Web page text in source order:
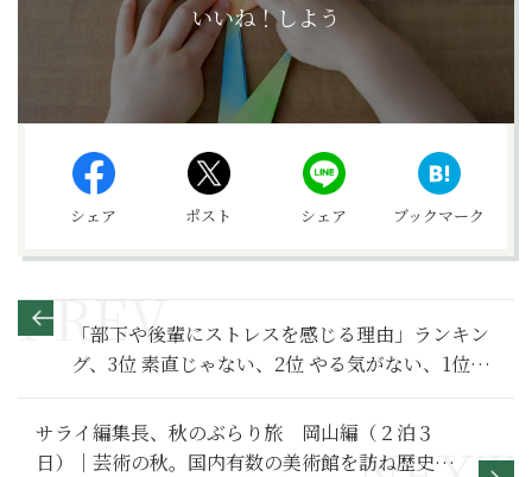
いいね！しよう
シェア ポスト シェア ブックマーク
「部下や後輩にストレスを感じる理由」ランキン
グ、3位 素直じゃない、2位 やる気がない、1位
は？
サライ編集長、秋のぶらり旅 岡山編（２泊３
日）｜芸術の秋。国内有数の美術館を訪ね歴史の